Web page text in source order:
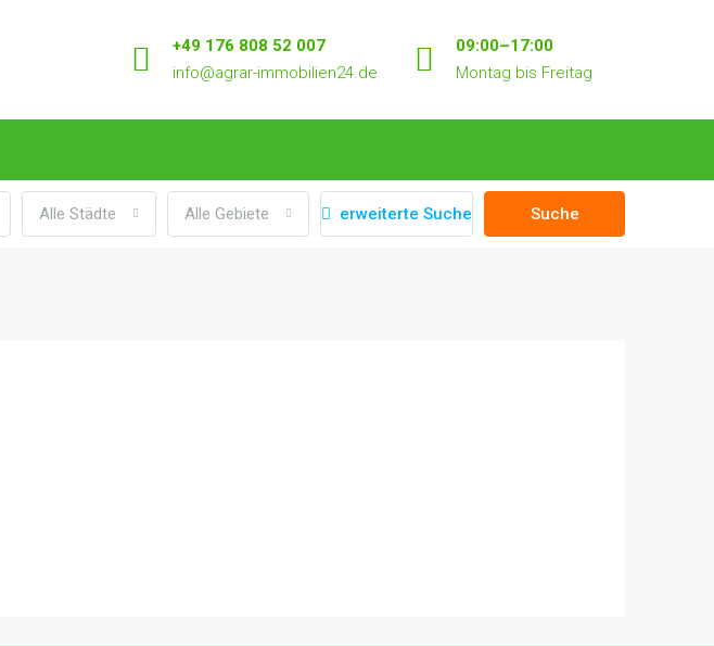
+49 176 808 52 007
info@agrar-immobilien24.de
09:00–17:00
Montag bis Freitag
Alle Städte Alle Gebiete erweiterte Suche Suche